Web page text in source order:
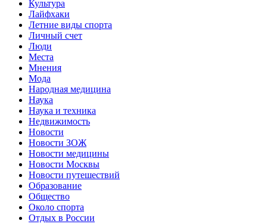
Культура
Лайфхаки
Летние виды спорта
Личный счет
Люди
Места
Мнения
Мода
Народная медицина
Наука
Наука и техника
Недвижимость
Новости
Новости ЗОЖ
Новости медицины
Новости Москвы
Новости путешествий
Образование
Общество
Около спорта
Отдых в России